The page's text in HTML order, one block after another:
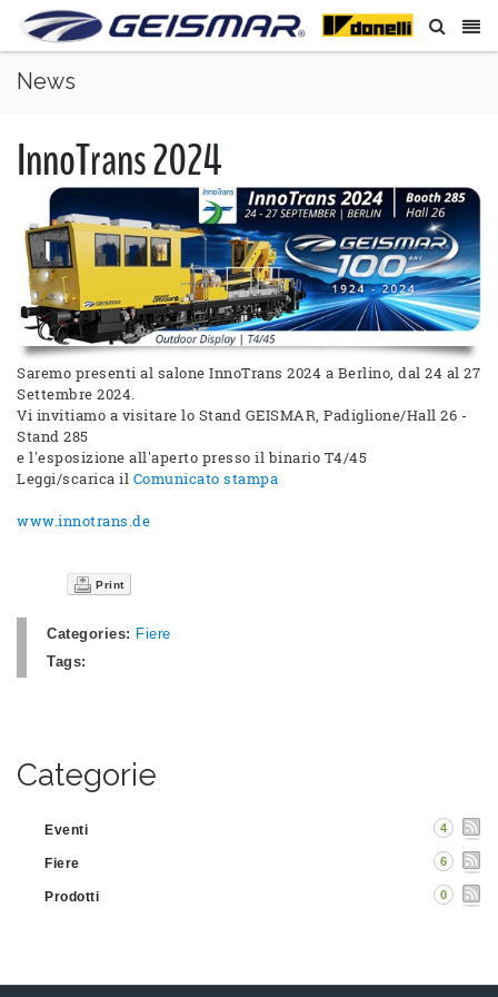
News
InnoTrans 2024
Saremo presenti al salone InnoTrans 2024 a Berlino, dal 24 al 27
Settembre 2024.
Vi invitiamo a visitare lo Stand GEISMAR, Padiglione/Hall 26 -
Stand 285
e l'esposizione all'aperto presso il binario T4/45
Leggi/scarica il Comunicato stampa
www.innotrans.de
Print
Categories: Fiere
Tags:
Categorie
Eventi 4
Fiere 6
Prodotti 0